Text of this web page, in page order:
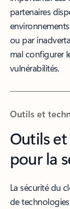
partenaires
ou par
mal configurer
vulnérabilités.
Outils et
Outils
pour la
La sécurité du
de